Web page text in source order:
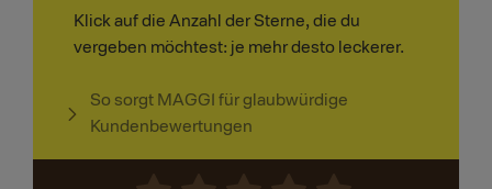
Klick auf die Anzahl der Sterne, die du
vergeben möchtest: je mehr desto leckerer.
So sorgt MAGGI für glaubwürdige
Kundenbewertungen